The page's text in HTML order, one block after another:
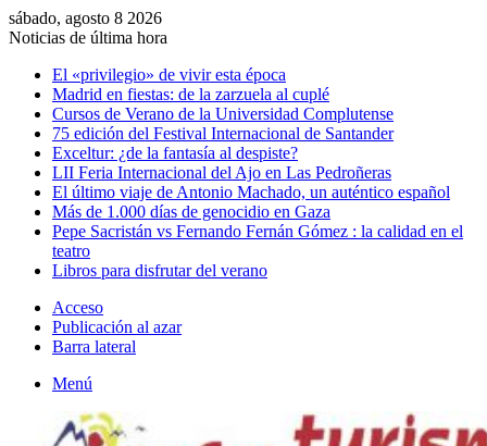
sábado, agosto 8 2026
Noticias de última hora
El «privilegio» de vivir esta época
Madrid en fiestas: de la zarzuela al cuplé
Cursos de Verano de la Universidad Complutense
75 edición del Festival Internacional de Santander
Exceltur: ¿de la fantasía al despiste?
LII Feria Internacional del Ajo en Las Pedroñeras
El último viaje de Antonio Machado, un auténtico español
Más de 1.000 días de genocidio en Gaza
Pepe Sacristán vs Fernando Fernán Gómez : la calidad en el
teatro
Libros para disfrutar del verano
Acceso
Publicación al azar
Barra lateral
Menú